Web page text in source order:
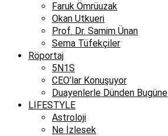
Faruk Ömrüuzak
Okan Utkueri
Prof. Dr. Samim Ünan
Sema Tüfekçiler
Röportaj
5N1S
CEO’lar Konuşuyor
Duayenlerle Dünden Bugüne
LIFESTYLE
Astroloji
Ne İzlesek